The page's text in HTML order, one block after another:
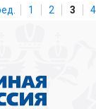
1 2 3 4